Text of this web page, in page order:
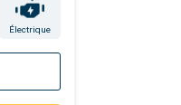
Électrique